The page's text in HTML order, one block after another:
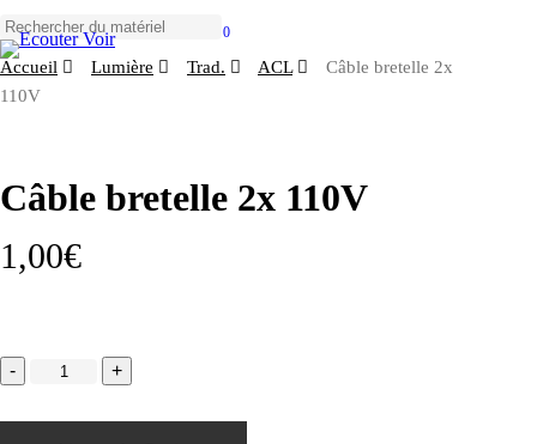
to
main
content
Close
Search
0
Accueil Lumière Trad. ACL
Câble bretelle 2x
110V
Câble bretelle 2x 110V
1,00€